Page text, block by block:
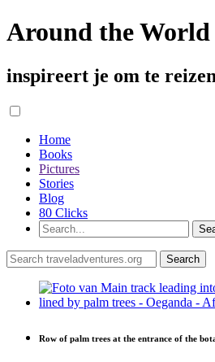
Around the
inspireert je om te reizen
Home
Books
Pictures
Stories
Blog
80 Clicks
Row of palm trees at the entrance of the